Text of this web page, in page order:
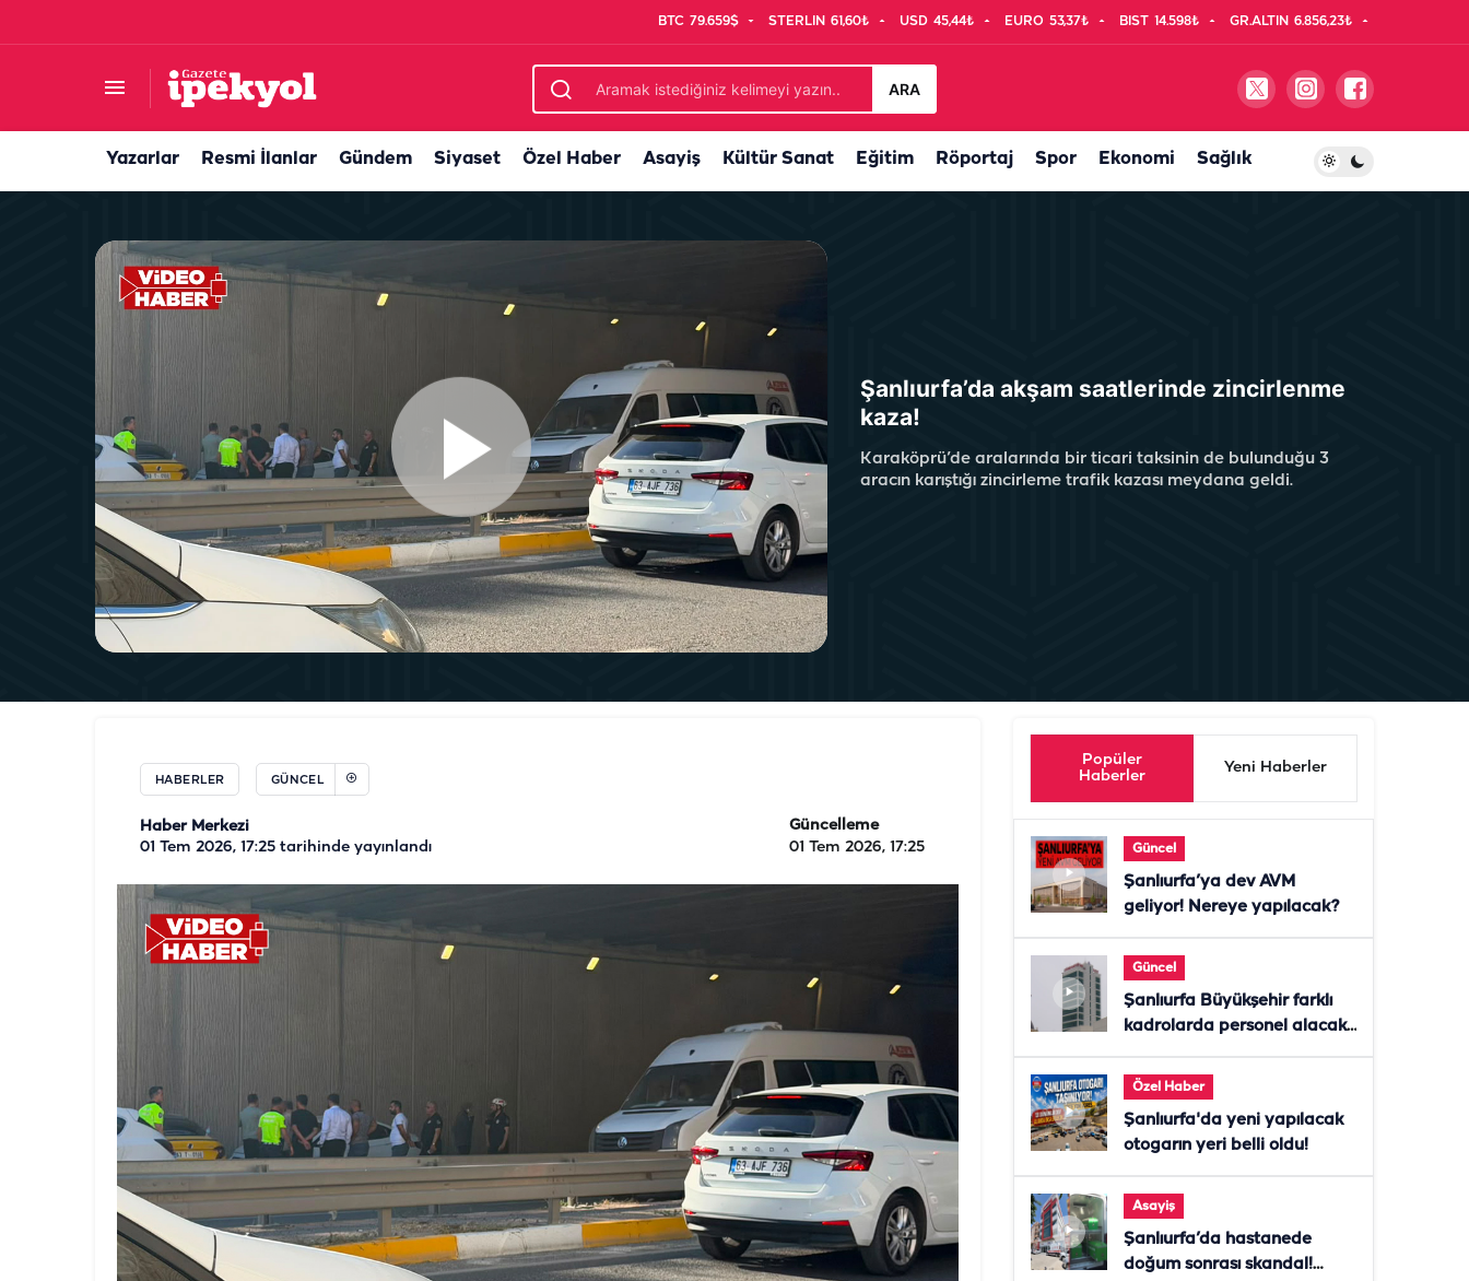
BTC 79.659$ STERLIN 61,60₺ USD 45,44₺ EURO 53,37₺ BIST 14.598₺ GR.ALTIN 6.856,23₺
ARA
Yazarlar Resmi İlanlar Gündem Siyaset Özel Haber Asayiş Kültür Sanat Eğitim Röportaj Spor Ekonomi Sağlık
Şanlıurfa’da akşam saatlerinde zincirlenme
kaza!
Karaköprü’de aralarında bir ticari taksinin de bulunduğu 3
aracın karıştığı zincirleme trafik kazası meydana geldi.
HABERLER GÜNCEL
Haber Merkezi
01 Tem 2026, 17:25 tarihinde yayınlandı
Güncelleme
01 Tem 2026, 17:25
Popüler
Haberler
Yeni Haberler
Güncel
Şanlıurfa’ya dev AVM
geliyor! Nereye yapılacak?
Güncel
Şanlıurfa Büyükşehir farklı
kadrolarda personel alacak!
Özel Haber
Şanlıurfa'da yeni yapılacak
otogarın yeri belli oldu!
Asayiş
Şanlıurfa’da hastanede
doğum sonrası skandal!